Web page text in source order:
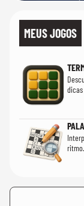
MEUS JOGOS
ritmo.